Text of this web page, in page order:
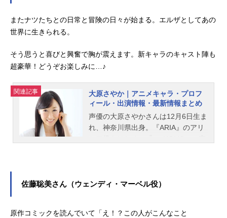
またナツたちとの日常と冒険の日々が始まる。エルザとしてあの
世界に生きられる。
そう思うと喜びと興奮で胸が震えます。新キャラのキャスト陣も
超豪華！どうぞお楽しみに…♪
関連記事
大原さやか｜アニメキャラ・プロフ
ィール・出演情報・最新情報まとめ
声優の大原さやかさんは12月6日生ま
れ、神奈川県出身。『ARIA』のアリ
紹介！
佐藤聡美さん（ウェンディ・マーベル役）
原作コミックを読んでいて「え！？この人がこんなこと